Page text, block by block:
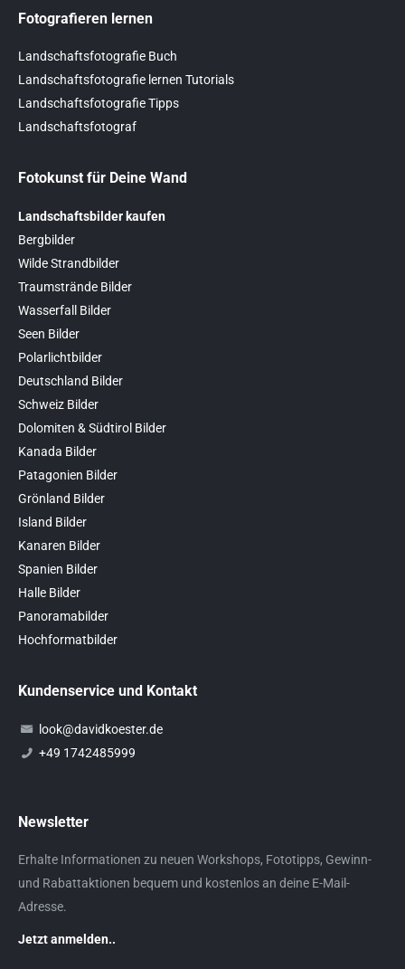
Fotografieren lernen
Landschaftsfotografie Buch
Landschaftsfotografie lernen Tutorials
Landschaftsfotografie Tipps
Landschaftsfotograf
Fotokunst für Deine Wand
Landschaftsbilder kaufen
Bergbilder
Wilde Strandbilder
Traumstrände Bilder
Wasserfall Bilder
Seen Bilder
Polarlichtbilder
Deutschland Bilder
Schweiz Bilder
Dolomiten & Südtirol Bilder
Kanada Bilder
Patagonien Bilder
Grönland Bilder
Island Bilder
Kanaren Bilder
Spanien Bilder
Halle Bilder
Panoramabilder
Hochformatbilder
Kundenservice und Kontakt
look@davidkoester.de
+49 1742485999
Newsletter
Erhalte Informationen zu neuen Workshops, Fototipps, Gewinn-
und Rabattaktionen bequem und kostenlos an deine E-Mail-
Adresse.
Jetzt anmelden..